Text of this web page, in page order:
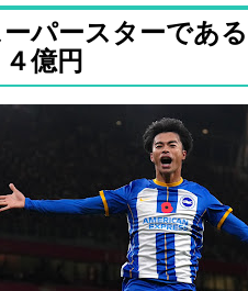
ーパースターであ
億円